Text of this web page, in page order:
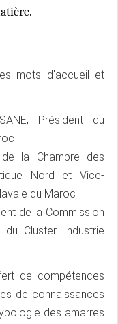
mots d'accueil et
Président du
la Chambre des
Nord et Vice-
du Maroc
de la Commission
Cluster Industrie
de compétences
de connaissances
des amarres